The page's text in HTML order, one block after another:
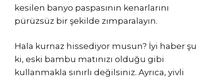
kesilen banyo paspasının kenarlarını
pürüzsüz bir şekilde zımparalayın.
Hala kurnaz hissediyor musun? İyi haber şu
ki, eski bambu matınızı olduğu gibi
kullanmakla sınırlı değilsiniz. Ayrıca, yivli